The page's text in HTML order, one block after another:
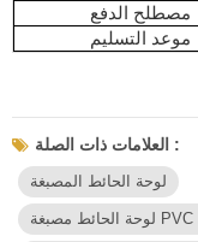
مصطلح الدفع
موعد التسليم
العلامات ذات الصلة :
لوحة الحائط المصبغة